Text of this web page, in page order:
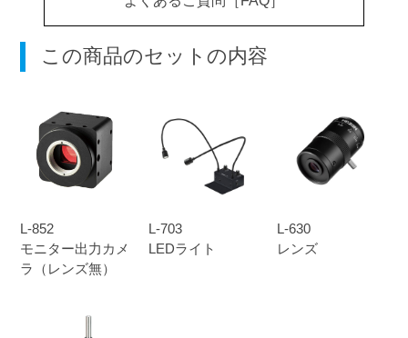
この商品のセットの内容
L-852
モニター出力カメ
ラ（レンズ無）
L-703
LEDライト
L-630
レンズ